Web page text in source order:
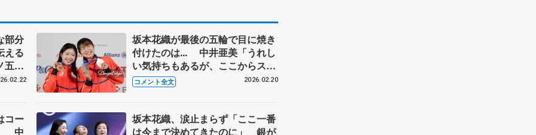
部分
える
五輪
坂本花織が最後の五輪で目に焼き
付けたのは... 中井亜美「うれし
い気持ちもあるが、ここからスタ
ート」 【ミラノ五輪女子一夜明
け会見】
コメント全文 2026.02.20
コー
中
坂本花織、涙止まらず「ここ一番
は今まで決めてきたのに」 銀が